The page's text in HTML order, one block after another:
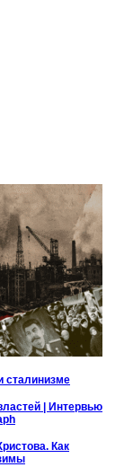
сталинизме
| Интервью
Как